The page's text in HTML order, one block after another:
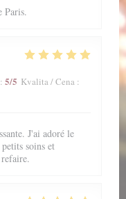
Paris.
: 5/5 Kvalita / Cena :
J'ai adoré le
soins et